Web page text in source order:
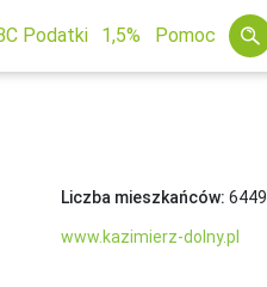
Podatki 1,5% Pomoc
Liczba mieszkańców: 6449
www.kazimierz-dolny.pl